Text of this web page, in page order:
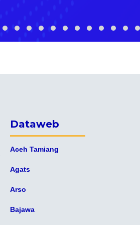
Dataweb
Aceh Tamiang
Agats
Arso
Bajawa